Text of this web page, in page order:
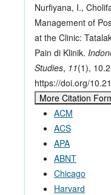
Nurfiyana, I.,
Management of
at the Clinic:
Pain di Klinik.
Studies, 11(1),
https://doi.org/
More Citation
ACM
ACS
APA
ABNT
Chicago
Harvard